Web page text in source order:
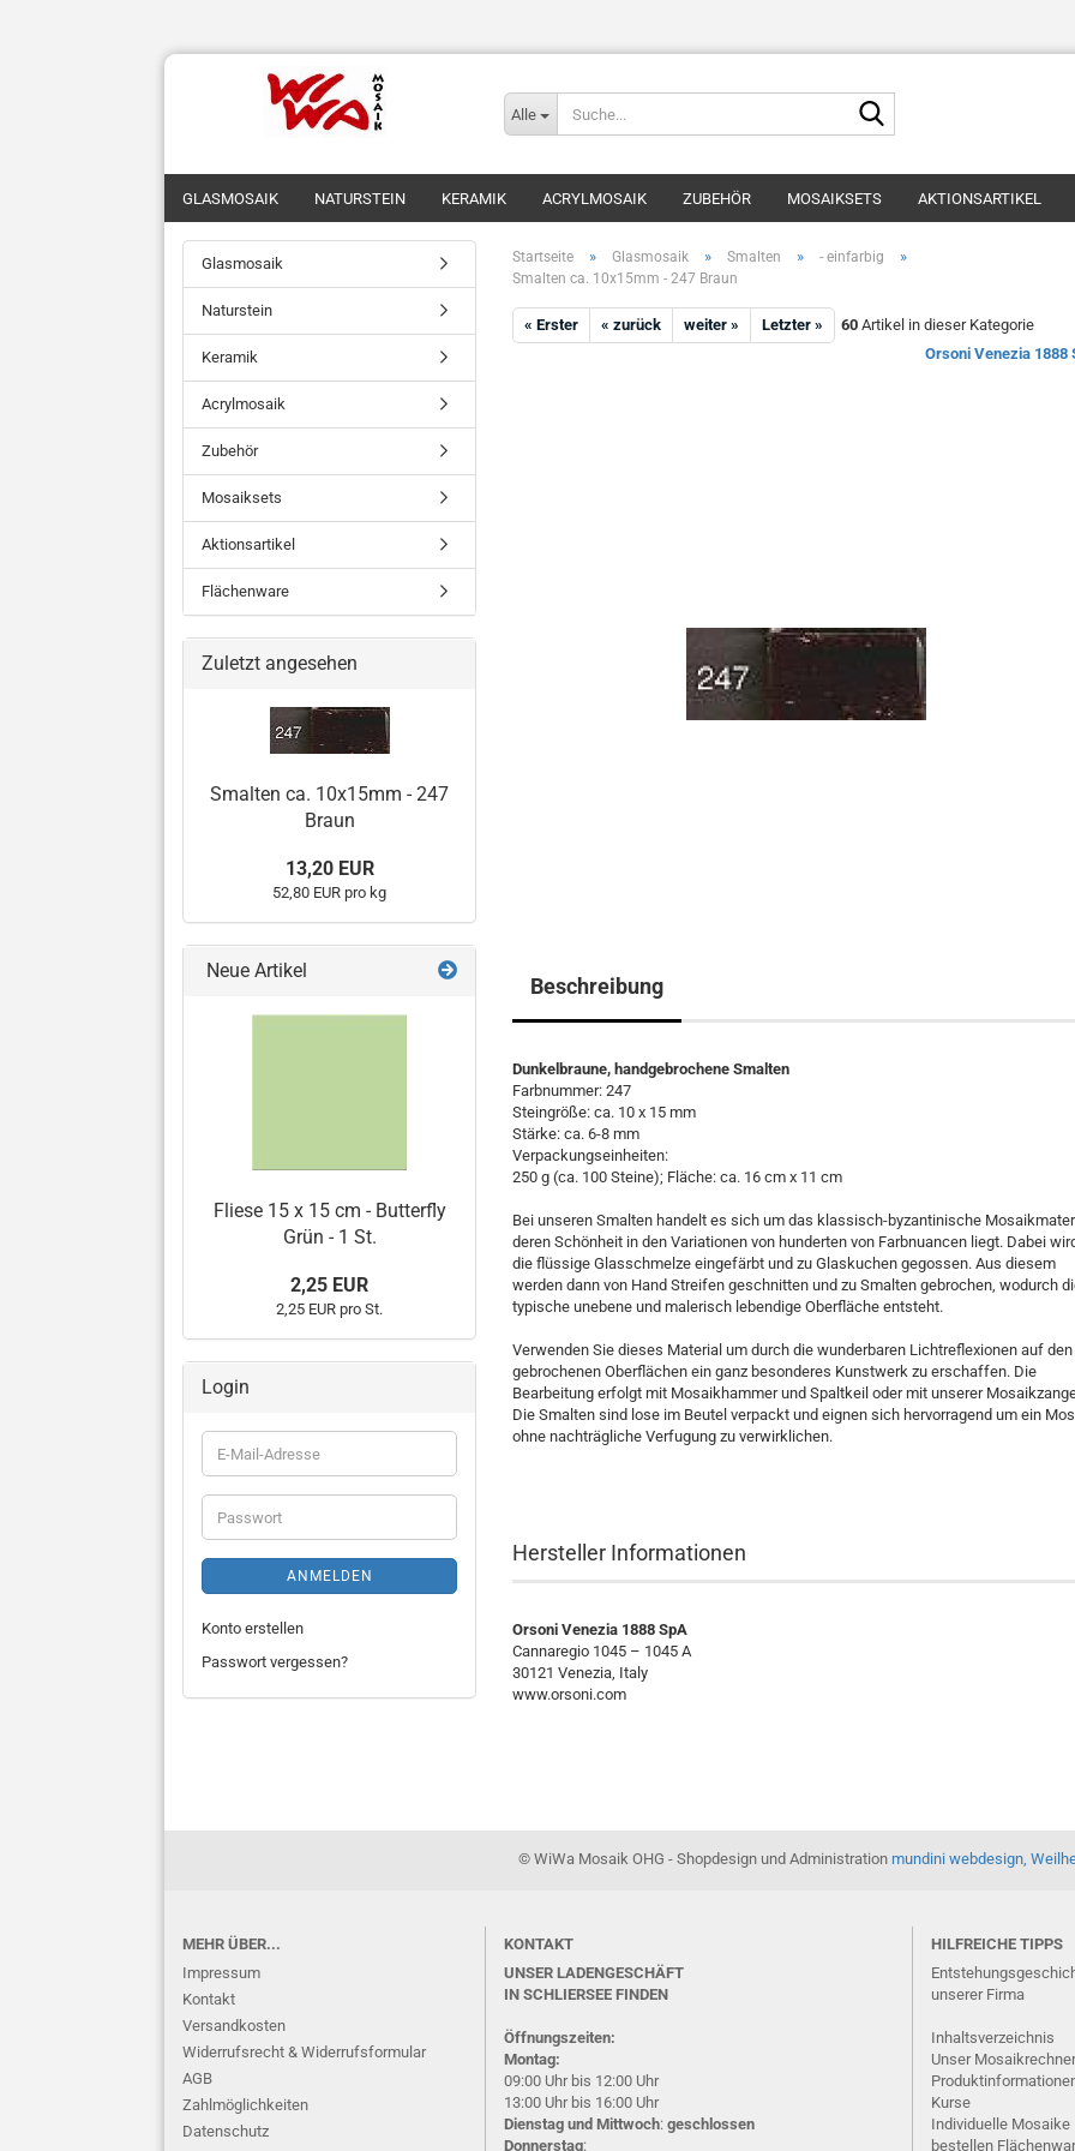
Alle
GLASMOSAIK NATURSTEIN KERAMIK ACRYLMOSAIK ZUBEHÖR MOSAIKSETS AKTIONSARTIKEL
Startseite » Glasmosaik » Smalten » - einfarbig »
Smalten ca. 10x15mm - 247 Braun
« Erster « zurück weiter » Letzter » 60 Artikel in dieser Kategorie
Orsoni Venezia 1888
Beschreibung
Dunkelbraune, handgebrochene Smalten
Farbnummer: 247
Steingröße: ca. 10 x 15 mm
Stärke: ca. 6-8 mm
Verpackungseinheiten:
250 g (ca. 100 Steine); Fläche: ca. 16 cm x 11 cm
Bei unseren Smalten handelt es sich um das klassisch-byzantinische
deren Schönheit in den Variationen von hunderten von Farbnuancen liegt. Dabei
die flüssige Glasschmelze eingefärbt und zu Glaskuchen gegossen. Aus diesem
werden dann von Hand Streifen geschnitten und zu Smalten gebrochen, wodurch
typische unebene und malerisch lebendige Oberfläche entsteht.
Verwenden Sie dieses Material um durch die wunderbaren Lichtreflexionen auf den
gebrochenen Oberflächen ein ganz besonderes Kunstwerk zu erschaffen. Die
Bearbeitung erfolgt mit Mosaikhammer und Spaltkeil oder mit unserer
Die Smalten sind lose im Beutel verpackt und eignen sich hervorragend um ein
ohne nachträgliche Verfugung zu verwirklichen.
Hersteller Informationen
Orsoni Venezia 1888 SpA
Cannaregio 1045 – 1045 A
30121 Venezia, Italy
www.orsoni.com
Glasmosaik
Naturstein
Keramik
Acrylmosaik
Zubehör
Mosaiksets
Aktionsartikel
Flächenware
Zuletzt angesehen
Smalten ca. 10x15mm - 247
Braun
13,20 EUR
52,80 EUR pro kg
Neue Artikel
Fliese 15 x 15 cm - Butterfly
Grün - 1 St.
2,25 EUR
2,25 EUR pro St.
Login
E-
Mail-
Adresse
Passwort
ANMELDEN
Konto erstellen
Passwort vergessen?
© WiWa Mosaik OHG - Shopdesign und Administration mundini webdesign,
MEHR ÜBER...
Impressum
Kontakt
Versandkosten
Widerrufsrecht & Widerrufsformular
AGB
Zahlmöglichkeiten
Datenschutz
KONTAKT
UNSER LADENGESCHÄFT
IN SCHLIERSEEFINDEN
Öffnungszeiten:
Montag:
09:00 Uhr bis 12:00 Uhr
13:00 Uhr bis 16:00 Uhr
Dienstag und Mittwoch: geschlossen
Donnerstag:
HILFREICHE TIPPS
unserer Firma
Inhaltsverzeichnis
Unser
Kurse
Individuelle Mosaike
bestellen